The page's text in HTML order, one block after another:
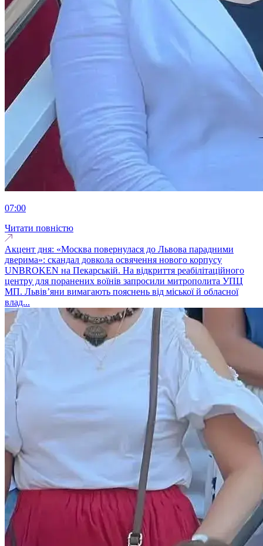
07:00
Читати повністю
Акцент дня: «Москва повернулася до Львова парадними
дверима»: скандал довкола освячення нового корпусу
UNBROKEN на Пекарській. На відкриття реабілітаційного
центру для поранених воїнів запросили митрополита УПЦ
МП. Львів’яни вимагають пояснень від міської й обласної
влад...